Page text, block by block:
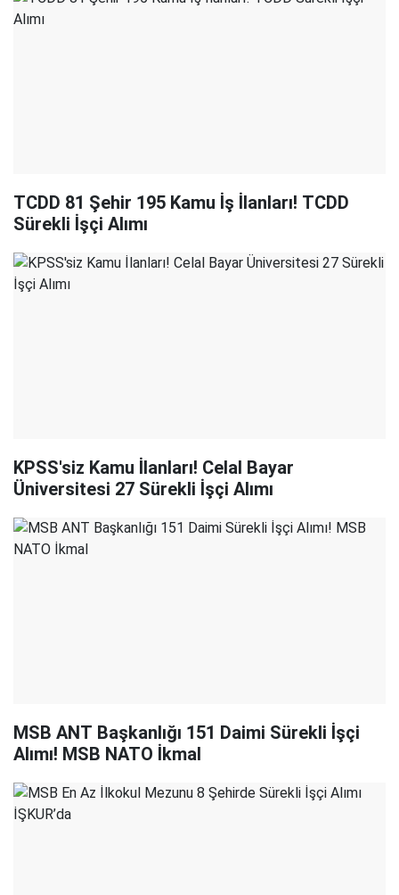
TCDD 81 Şehir 195 Kamu İş İlanları! TCDD
Sürekli İşçi Alımı
KPSS'siz Kamu İlanları! Celal Bayar
Üniversitesi 27 Sürekli İşçi Alımı
MSB ANT Başkanlığı 151 Daimi Sürekli İşçi
Alımı! MSB NATO İkmal